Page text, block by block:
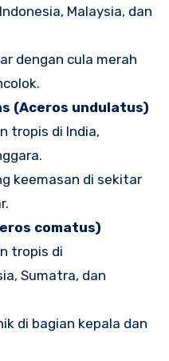
Malaysia, dan
dengan cula merah
(Aceros undulatus)
tropis di India,
keemasan di sekitar
comatus)
tropis di
Sumatra, dan
di bagian kepala dan